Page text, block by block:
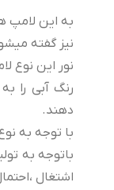
به این لامپ
نیز گفته
نور این نوع
رنگ آبی را
دهند.
با توجه به
باتوجه به
اشتغال